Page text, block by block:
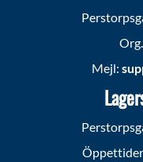
Mejl: